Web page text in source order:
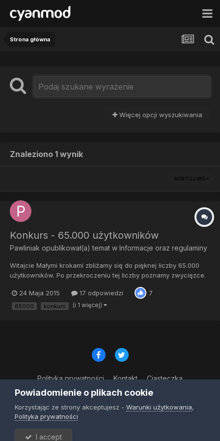
Strona główna
Więcej opcji wyszukiwania
Znaleziono 1 wynik
SORTUJ WG
Konkurs - 65.000 użytkowników
Pawliniak opublikował(a) temat w Informacje oraz regulaminy
Witajcie Małymi krokami zbliżamy się do pięknej liczby 65.000
użytkowników. Po przekroczeniu tej liczby poznamy zwycięzce.
którymi są: Cardboard
https://www.google.com/get/cardboard/PowerbankLosowy
24 Maja 2015 17 odpowiedzi 7
65000 konkurs (i 1 więcej)
Polityka prywatności Kontakt Ciasteczka
© Copyright 2023
Powered by Invision Community
Powiadomienie o plikach cookie
Korzystając ze strony akceptujesz - Warunki użytkowania,
Polityka prywatności
I accept